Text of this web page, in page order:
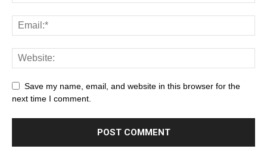
Save my name, email, and website in this browser for the
next time I comment.